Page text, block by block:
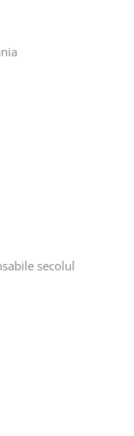
secolul